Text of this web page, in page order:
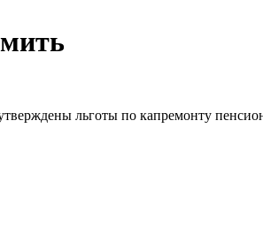
льготы по капремонту